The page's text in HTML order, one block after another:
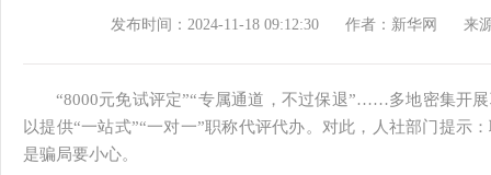
发布时间：2024-11-18 09:12:30 作者：新华网 来
“8000元免试评定”“专属通道，不过保退”……多地密集开
以提供“一站式”“一对一”职称代评代办。对此，人社部门提示
是骗局要小心。